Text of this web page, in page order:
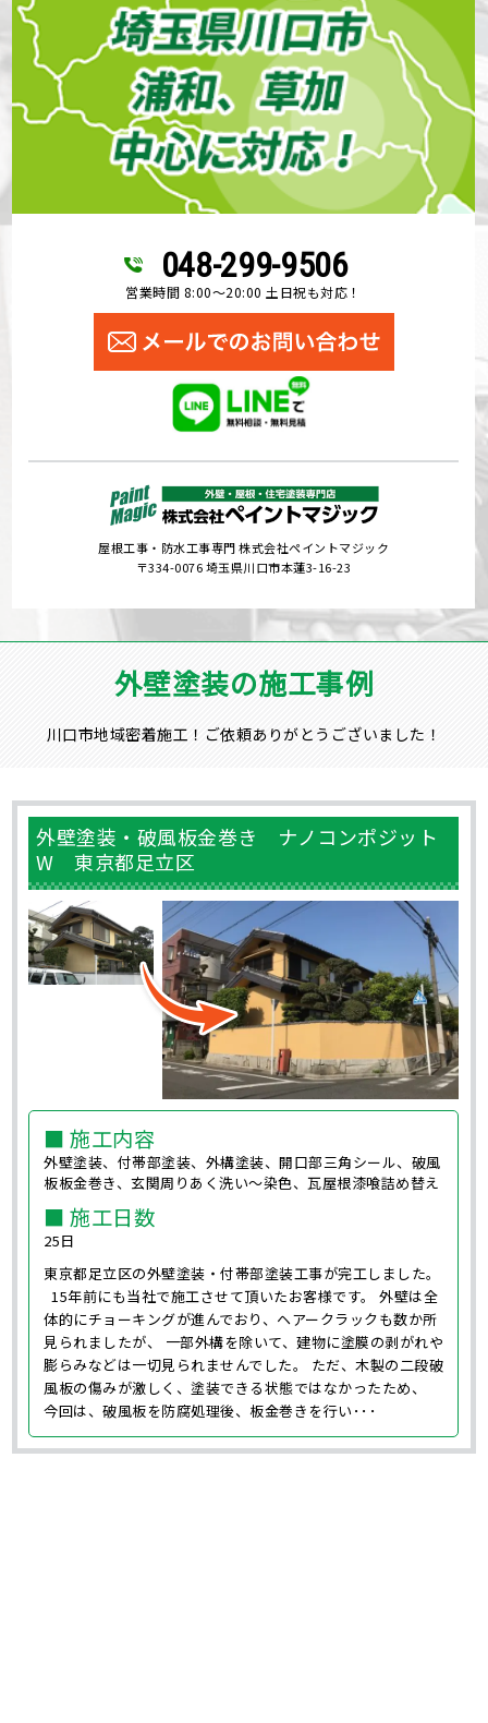
048-299-9506
営業時間 8:00～20:00 土日祝も対応！
屋根工事・防水工事専門 株式会社ペイントマジック
〒334-0076 埼玉県川口市本蓮3-16-23
外壁塗装の施工事例
川口市地域密着施工！ご依頼ありがとうございました！
外壁塗装・破風板金巻き ナノコンポジット
W 東京都足立区
■ 施工内容
外壁塗装、付帯部塗装、外構塗装、開口部三角シール、破風
板板金巻き、玄関周りあく洗い～染色、瓦屋根漆喰詰め替え
■ 施工日数
25日
東京都足立区の外壁塗装・付帯部塗装工事が完工しました。
15年前にも当社で施工させて頂いたお客様です。 外壁は全
体的にチョーキングが進んでおり、ヘアークラックも数か所
見られましたが、 一部外構を除いて、建物に塗膜の剥がれや
膨らみなどは一切見られませんでした。 ただ、木製の二段破
風板の傷みが激しく、塗装できる状態ではなかったため、
今回は、破風板を防腐処理後、板金巻きを行い･･･